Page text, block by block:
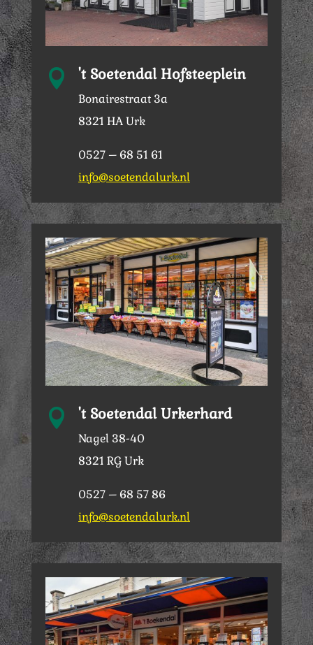
 't Soetendal Hofsteeplein
Bonairestraat 3a
8321 HA Urk
0527 – 68 51 61
info@soetendalurk.nl
 't Soetendal Urkerhard
Nagel 38-40
8321 RG Urk
0527 – 68 57 86
info@soetendalurk.nl